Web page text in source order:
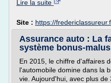
Lire la suite
Site : https://
Assurance auto : La
système bonus-
En 2015, le chiffre d'affaires
l'automobile domine dans la
vie. Aujourd'hui, avec plus